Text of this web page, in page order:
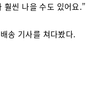
훨씬 나을 수도 있어요.”
송 기사를 쳐다봤다.